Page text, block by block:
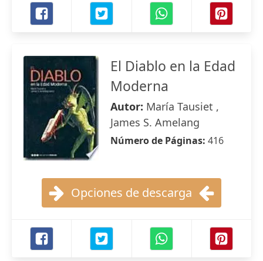
El Diablo en la Edad
Moderna
Autor: María Tausiet ,
James S. Amelang
Número de Páginas: 416
Opciones de descarga